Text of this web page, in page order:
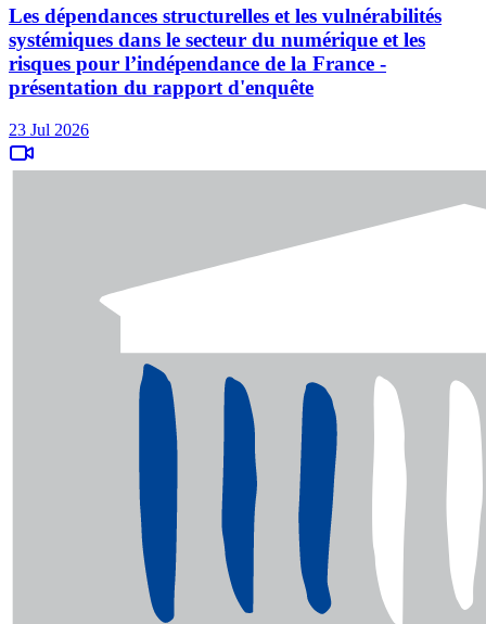
Les dépendances structurelles et les vulnérabilités
systémiques dans le secteur du numérique et les
risques pour l’indépendance de la France -
présentation du rapport d'enquête
23 Jul 2026